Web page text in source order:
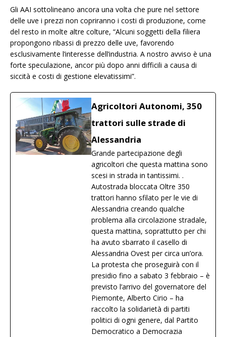
Gli AAI sottolineano ancora una volta che pure nel settore
delle uve i prezzi non copriranno i costi di produzione, come
del resto in molte altre colture, “Alcuni soggetti della filiera
propongono ribassi di prezzo delle uve, favorendo
esclusivamente l’interesse dell’industria. A nostro avviso è una
forte speculazione, ancor più dopo anni difficili a causa di
siccità e costi di gestione elevatissimi”.
Agricoltori Autonomi, 350
trattori sulle strade di
Alessandria
Grande partecipazione degli
agricoltori che questa mattina sono
scesi in strada in tantissimi. .
Autostrada bloccata Oltre 350
trattori hanno sfilato per le vie di
Alessandria creando qualche
problema alla circolazione stradale,
questa mattina, soprattutto per chi
ha avuto sbarrato il casello di
Alessandria Ovest per circa un’ora.
La protesta che proseguirà con il
presidio fino a sabato 3 febbraio – è
previsto l’arrivo del governatore del
Piemonte, Alberto Cirio – ha
raccolto la solidarietà di partiti
politici di ogni genere, dal Partito
Democratico a Democrazia